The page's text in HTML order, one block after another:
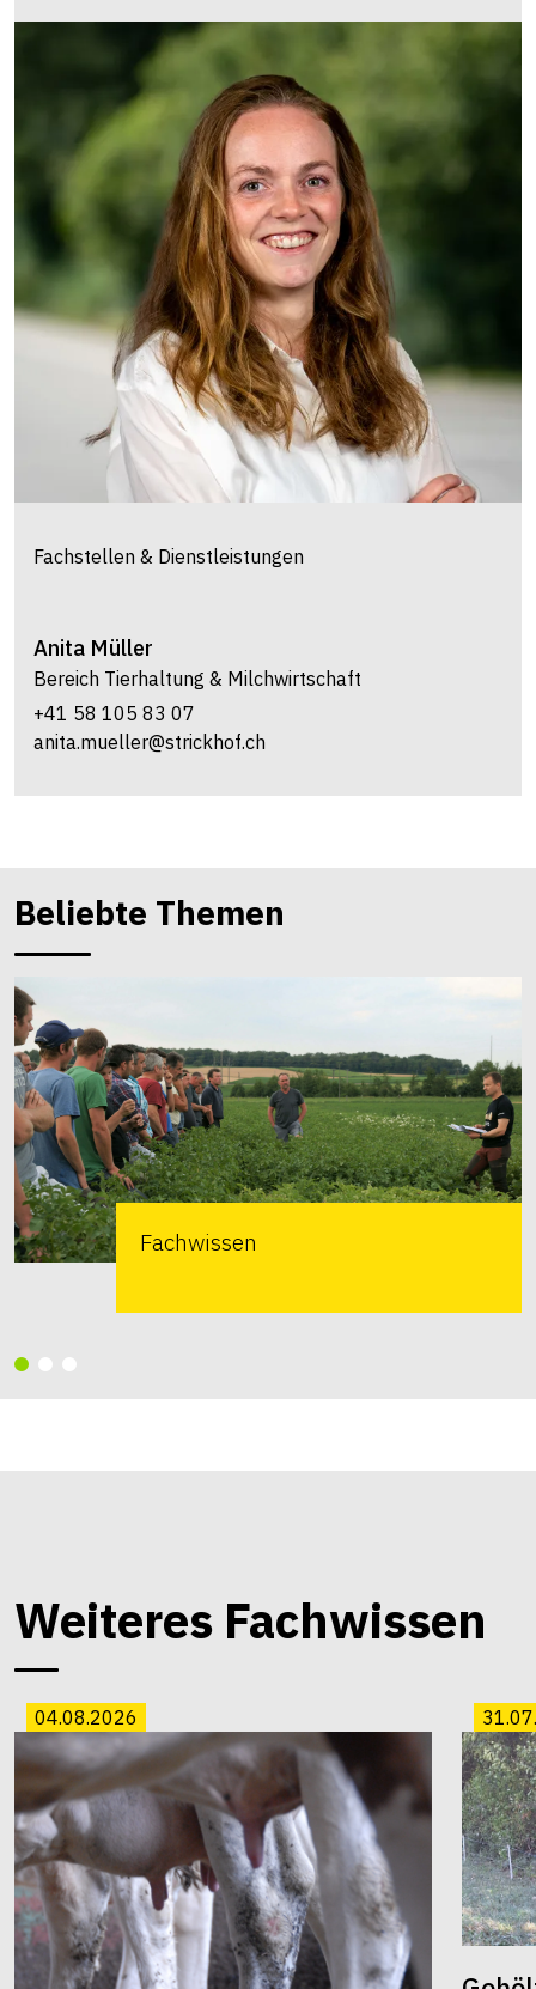
Fachstellen & Dienstleistungen
Anita Müller
Bereich Tierhaltung & Milchwirtschaft
+41 58 105 83 07
anita.mueller@strickhof.ch
Beliebte Themen
Fachwissen
Weiteres Fachwissen
04.08.2026